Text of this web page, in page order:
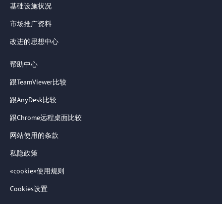
基础设施状况
市场推广资料
改进的思想中心
帮助中心
跟TeamViewer比较
跟AnyDesk比较
跟Chrome远程桌面比较
网站使用的条款
私隐政策
«cookie»使用规则
Cookies设置